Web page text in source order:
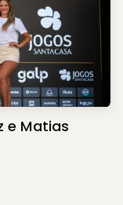
e Matias